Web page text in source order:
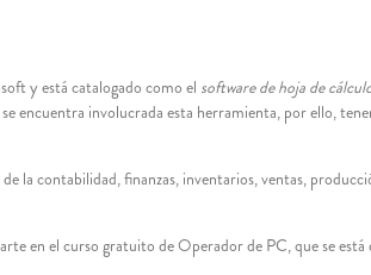
y está catalogado como el software de hoja de
encuentra involucrada esta herramienta, por ello,
la contabilidad, finanzas, inventarios, ventas,
en el curso gratuito de Operador de PC, que se está